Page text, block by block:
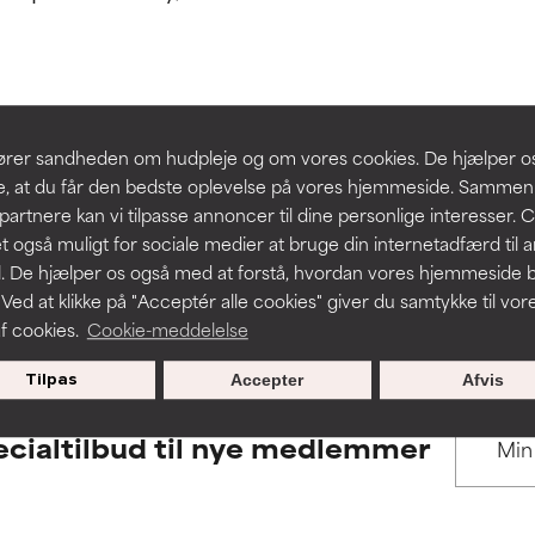
sandheden om hudpleje og om vores cookies. De hjælper
at du får den bedste oplevelse på vores hjemmeside.
kan vi tilpasse annoncer til dine personlige interesser.
også muligt for sociale medier at bruge din internetadfærd til
De hjælper os også med at forstå, hvordan vores hjemmeside
at klikke på "Acceptér alle cookies" giver du samtykke til
cookies. Cookie-meddelelse
Tilpas Afvis
Accepter
BACK TO SEARCH
to assess ingredients in this dictionary. Regulations
men kan have kosmetiske, stabilitetsmæssige eller
anvendelighed.
irritation. Risikoen øges, når det kombineres med andre
inflammation, tørhed osv. Kan være en fordel i nogle
påvist, at ingrediensen gør mere skade end gavn.
men kan have kosmetiske, stabilitetsmæssige eller
anvendelighed.
irritation. Risikoen øges, når det kombineres med andre
inflammation, tørhed osv. Kan være en fordel i nogle
påvist, at ingrediensen gør mere skade end gavn.
til nye medlemmer